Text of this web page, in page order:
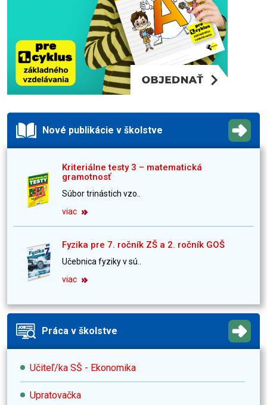
Nové publikácie v školstve
Kriteriálne testy 3 – matematická
gramotnosť
Súbor trinástich vzo..
viac
Fyzika pre 7. ročník ZŠ a 2. ročník GOŠ
Učebnica fyziky v sú..
viac
Práca v školstve
Učiteľ/ka SŠ - Ekonomika
Upratovačka